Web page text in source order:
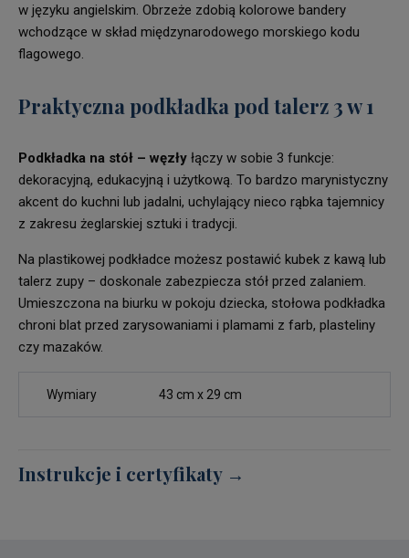
w języku angielskim. Obrzeże zdobią kolorowe bandery
wchodzące w skład międzynarodowego morskiego kodu
flagowego.
Praktyczna podkładka pod talerz 3 w 1
Podkładka na stół – węzły łączy w sobie 3 funkcje:
dekoracyjną, edukacyjną i użytkową. To bardzo marynistyczny
akcent do kuchni lub jadalni, uchylający nieco rąbka tajemnicy
z zakresu żeglarskiej sztuki i tradycji.
Na plastikowej podkładce możesz postawić kubek z kawą lub
talerz zupy – doskonale zabezpiecza stół przed zalaniem.
Umieszczona na biurku w pokoju dziecka, stołowa podkładka
chroni blat przed zarysowaniami i plamami z farb, plasteliny
czy mazaków.
Wymiary 43 cm x 29 cm
Instrukcje i certyfikaty →